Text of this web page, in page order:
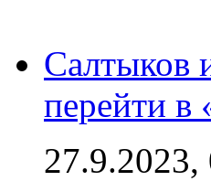
Салтыков
перейти в
27.9.2023,